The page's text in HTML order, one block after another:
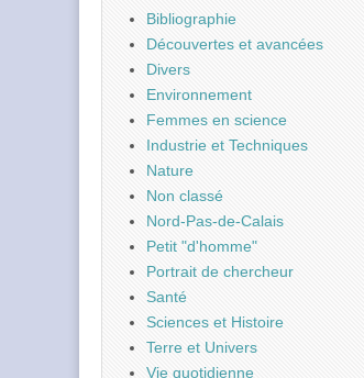
Bibliographie
Découvertes et avancées
Divers
Environnement
Femmes en science
Industrie et Techniques
Nature
Non classé
Nord-Pas-de-Calais
Petit "d'homme"
Portrait de chercheur
Santé
Sciences et Histoire
Terre et Univers
Vie quotidienne